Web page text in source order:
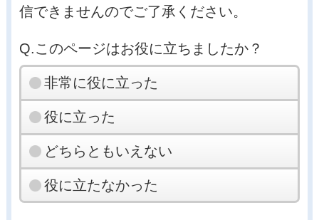
信できませんのでご了承ください。
Q.このページはお役に立ちましたか？
非常に役に立った
役に立った
どちらともいえない
役に立たなかった